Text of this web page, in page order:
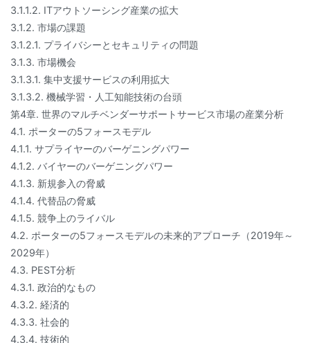
3.1.1.2. ITアウトソーシング産業の拡大
3.1.2. 市場の課題
3.1.2.1. プライバシーとセキュリティの問題
3.1.3. 市場機会
3.1.3.1. 集中支援サービスの利用拡大
3.1.3.2. 機械学習・人工知能技術の台頭
第4章. 世界のマルチベンダーサポートサービス市場の産業分析
4.1. ポーターの5フォースモデル
4.1.1. サプライヤーのバーゲニングパワー
4.1.2. バイヤーのバーゲニングパワー
4.1.3. 新規参入の脅威
4.1.4. 代替品の脅威
4.1.5. 競争上のライバル
4.2. ポーターの5フォースモデルの未来的アプローチ（2019年～
2029年）
4.3. PEST分析
4.3.1. 政治的なもの
4.3.2. 経済的
4.3.3. 社会的
4.3.4. 技術的